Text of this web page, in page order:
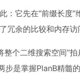
它先在“前缀长度
冗余的比较和内存访
个二维搜索空间“
是掌握PlanB精髓的